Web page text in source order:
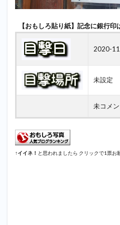
【おもしろ貼り紙】記念に銀行
2020-
未設定
未コメン
↑イイネ！ と思われましたら クリックで1票お